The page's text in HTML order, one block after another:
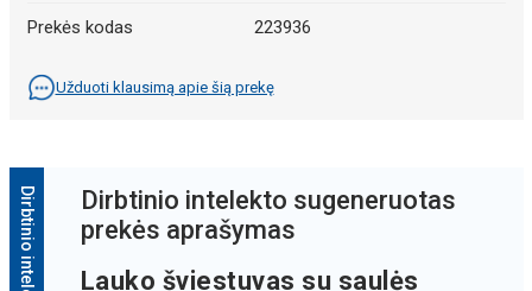
Prekės kodas 223936
Užduoti klausimą apie šią prekę
Dirbtinio intelekto sugeneruotas
prekės aprašymas
Lauko šviestuvas su saulės